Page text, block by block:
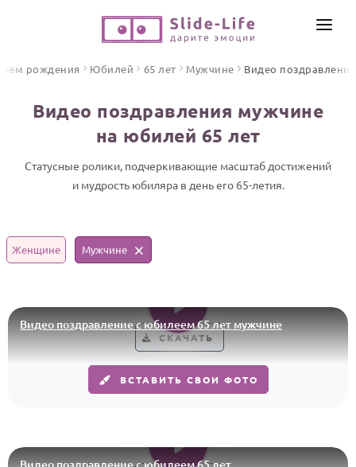
ПО ФОРМАТУ
Песни поздравления
Стихи и тексты
Юбилей
Свадьба
Годовщина свадьбы
КОМУ
ИНСТРУМЕНТЫ
рождения Юбилей 65 лет Мужчине Видео поздравления
Видео поздравления мужчине
на юбилей 65 лет
Статусные ролики, подчеркивающие масштаб достижений
и мудрость юбиляра в день его 65-летия.
Женщине Мужчине
Видео поздравление с юбилеем 65 лет мужчине
СКАЧАТЬ
ВСТАВИТЬ СВОИ ФОТО